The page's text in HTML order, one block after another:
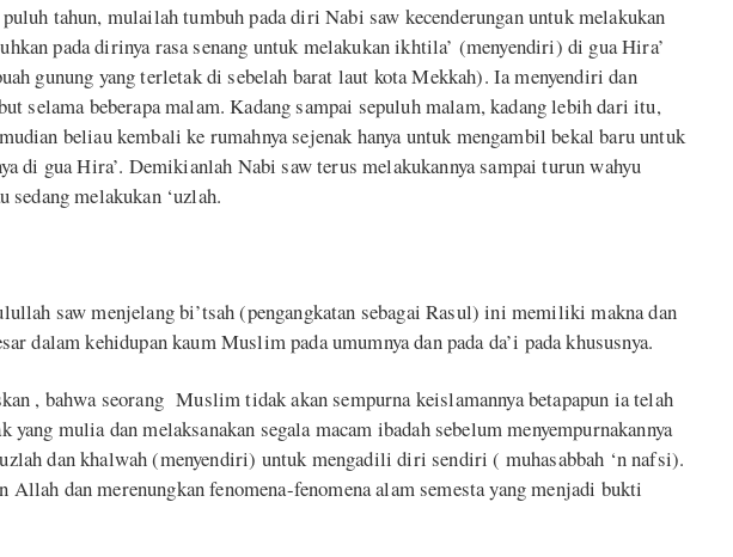
tahun, mulailah tumbuh pada diri Nabi saw kecenderungan untuk melakukan
pada dirinya rasa senang untuk melakukan ikhtila’ (menyendiri) di gua Hira’
gunung yang terletak di sebelah barat laut kota Mekkah). Ia menyendiri dan
selama beberapa malam. Kadang sampai sepuluh malam, kadang lebih dari itu,
beliau kembali ke rumahnya sejenak hanya untuk mengambil bekal baru untuk
di gua Hira’. Demikianlah Nabi saw terus melakukannya sampai turun wahyu
sedang melakukan ‘uzlah.
saw menjelang bi’tsah (pengangkatan sebagai Rasul) ini memiliki makna dan
dalam kehidupan kaum Muslim pada umumnya dan pada da’i pada khususnya.
, bahwa seorang Muslim tidak akan sempurna keislamannya betapapun ia telah
mulia dan melaksanakan segala macam ibadah sebelum menyempurnakannya
dan khalwah (menyendiri) untuk mengadili diri sendiri ( muhasabbah ‘n nafsi).
Allah dan merenungkan fenomena-fenomena alam semesta yang menjadi bukti